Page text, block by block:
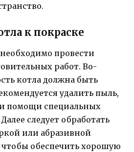
к покраске
провести
работ. Во-
котла должна быть
удалить пыль,
помощи специальных
следует обработать
или абразивной
чтобы обеспечить хорошую